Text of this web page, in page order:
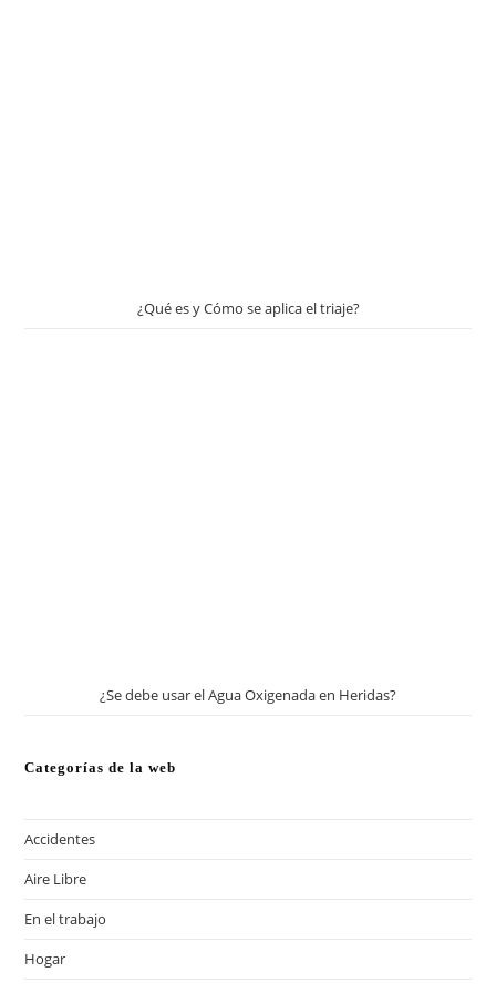
¿Qué es y Cómo se aplica el triaje?
¿Se debe usar el Agua Oxigenada en Heridas?
Categorías de la web
Accidentes
Aire Libre
En el trabajo
Hogar